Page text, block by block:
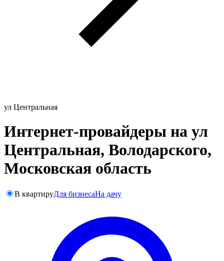
ул Центральная
Интернет-провайдеры на ул
Центральная, Володарского,
Московская область
В квартируДля бизнесаНа дачу